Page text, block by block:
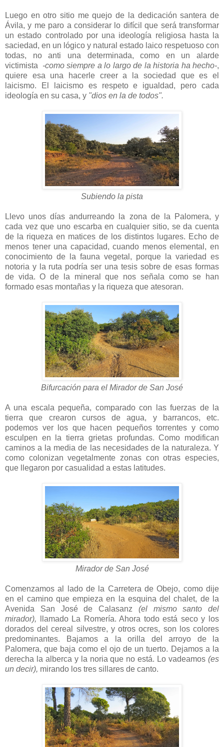
Luego en otro sitio me quejo de la dedicación santera de
Ávila, y me paro a considerar lo difícil que será transformar
un estado controlado por una ideología religiosa hasta la
saciedad, en un lógico y natural estado laico respetuoso con
todas, no anti una determinada, como en un alarde
victimista -como siempre a lo largo de la historia ha hecho-,
quiere esa una hacerle creer a la sociedad que es el
laicismo. El laicismo es respeto e igualdad, pero cada
ideología en su casa, y "dios en la de todos".
Subiendo la pista
Llevo unos días andurreando la zona de la Palomera, y
cada vez que uno escarba en cualquier sitio, se da cuenta
de la riqueza en matices de los distintos lugares. Echo de
menos tener una capacidad, cuando menos elemental, en
conocimiento de la fauna vegetal, porque la variedad es
notoria y la ruta podría ser una tesis sobre de esas formas
de vida. O de la mineral que nos señala como se han
formado esas montañas y la riqueza que atesoran.
Bifurcación para el Mirador de San José
A una escala pequeña, comparado con las fuerzas de la
tierra que crearon cursos de agua, y barrancos, etc.
podemos ver los que hacen pequeños torrentes y como
esculpen en la tierra grietas profundas. Como modifican
caminos a la media de las necesidades de la naturaleza. Y
como colonizan vegetalmente zonas con otras especies,
que llegaron por casualidad a estas latitudes.
Mirador de San José
Comenzamos al lado de la Carretera de Obejo, como dije
en el camino que empieza en la esquina del chalet, de la
Avenida San José de Calasanz (el mismo santo del
mirador),
llamado La Romería. Ahora todo está seco y los
dorados del cereal silvestre, y otros ocres, son los colores
predominantes. Bajamos a la orilla del arroyo de la
Palomera, que baja como el ojo de un tuerto. Dejamos a la
derecha la alberca y la noria que no está. Lo vadeamos (es
un decir), mirando los tres sillares de canto.